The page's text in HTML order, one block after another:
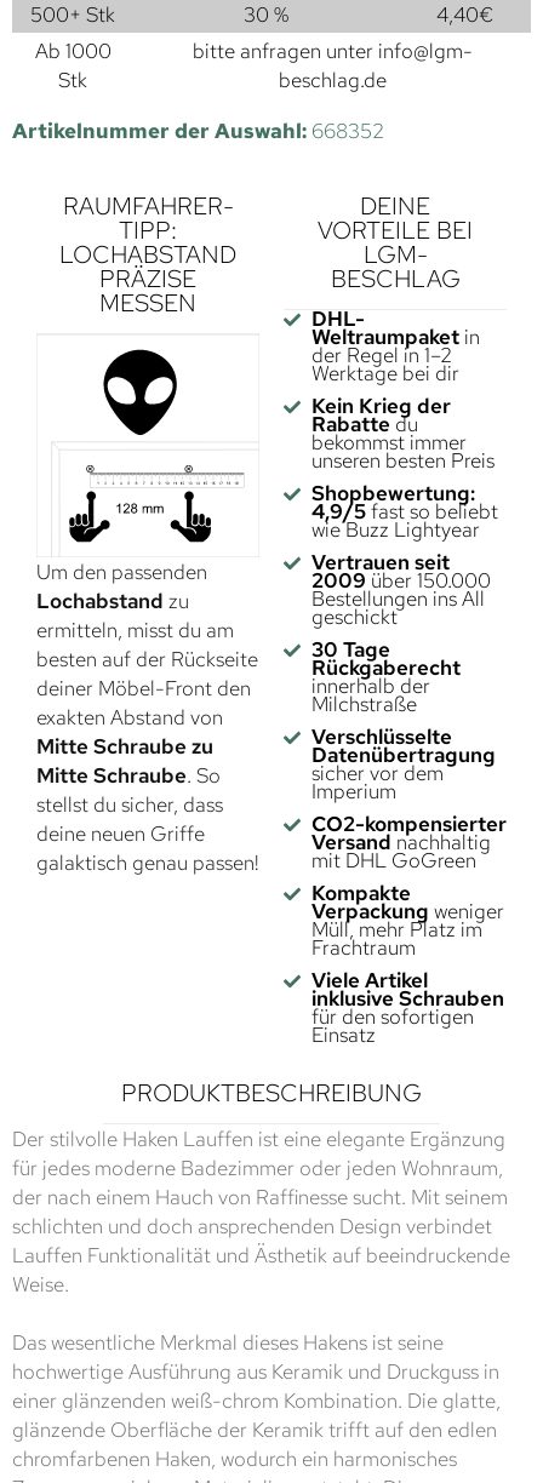
500+ Stk
30 % 4,40€
Ab 1000
Stk
bitte anfragen unter info@lgm-
beschlag.de
Artikelnummer der Auswahl: 668352
RAUMFAHRER-
TIPP:
LOCHABSTAND
PRÄZISE
MESSEN
Um den passenden
Lochabstand zu
ermitteln, misst du am
besten auf der Rückseite
deiner Möbel-Front den
exakten Abstand von
Mitte Schraube zu
Mitte Schraube. So
stellst du sicher, dass
deine neuen Griffe
galaktisch genau passen!
DEINE
VORTEILE BEI
LGM-
BESCHLAG
DHL-
Weltraumpaketin
der Regel in 1–2
Werktage bei dir
Kein Krieg der
Rabatte du
bekommst immer
unseren besten Preis
Shopbewertung:
4,9/5fast so beliebt
wie Buzz Lightyear
Vertrauen seit
2009 über 150.000
Bestellungen ins All
geschickt
30 Tage
Rückgaberecht
innerhalb der
Milchstraße
Verschlüsselte
Datenübertragung
sicher vor dem
Imperium
CO2-kompensierter
Versand nachhaltig
mit DHL GoGreen
Kompakte
Verpackung weniger
Müll, mehr Platz im
Frachtraum
Viele Artikel
inklusive Schrauben
für den sofortigen
Einsatz
PRODUKTBESCHREIBUNG
Der stilvolle Haken Lauffen ist eine elegante Ergänzung
für jedes moderne Badezimmer oder jeden Wohnraum,
der nach einem Hauch von Raffinesse sucht. Mit seinem
schlichten und doch ansprechenden Design verbindet
Lauffen Funktionalität und Ästhetik auf beeindruckende
Weise.
Das wesentliche Merkmal dieses Hakens ist seine
hochwertige Ausführung aus Keramik und Druckguss in
einer glänzenden weiß-chrom Kombination. Die glatte,
glänzende Oberfläche der Keramik trifft auf den edlen
chromfarbenen Haken, wodurch ein harmonisches